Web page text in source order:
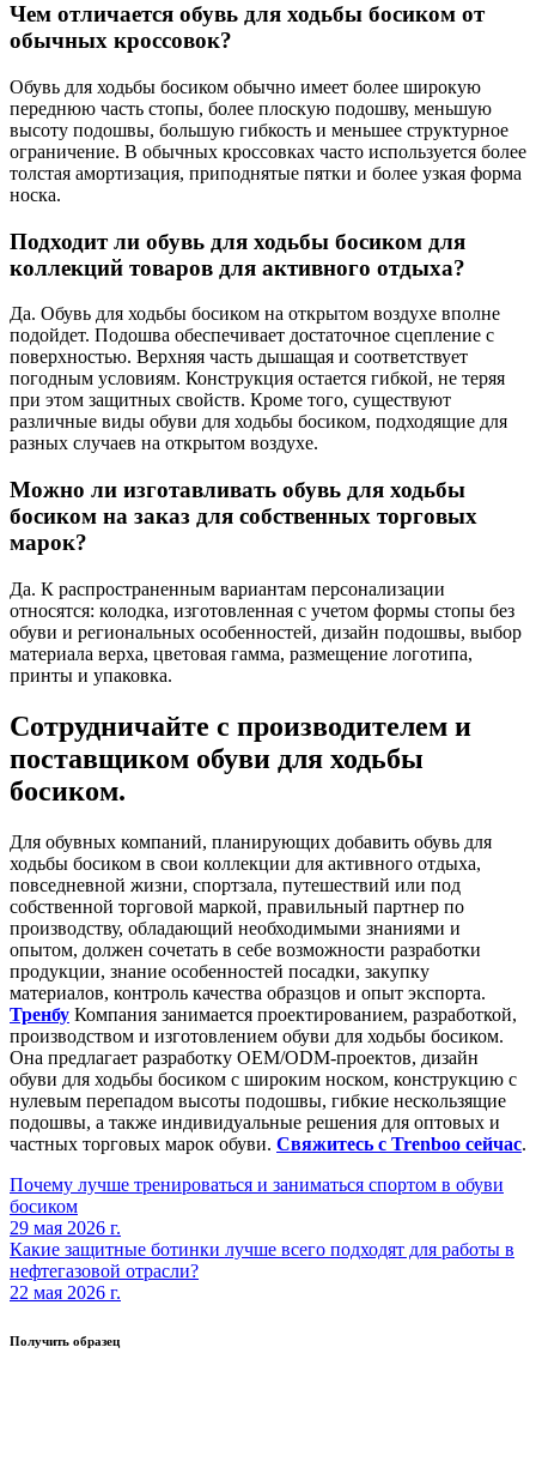
Чем отличается обувь для ходьбы босиком от
обычных кроссовок?
Обувь для ходьбы босиком обычно имеет более широкую
переднюю часть стопы, более плоскую подошву, меньшую
высоту подошвы, большую гибкость и меньшее структурное
ограничение. В обычных кроссовках часто используется более
толстая амортизация, приподнятые пятки и более узкая форма
носка.
Подходит ли обувь для ходьбы босиком для
коллекций товаров для активного отдыха?
Да. Обувь для ходьбы босиком на открытом воздухе вполне
подойдет. Подошва обеспечивает достаточное сцепление с
поверхностью. Верхняя часть дышащая и соответствует
погодным условиям. Конструкция остается гибкой, не теряя
при этом защитных свойств. Кроме того, существуют
различные виды обуви для ходьбы босиком, подходящие для
разных случаев на открытом воздухе.
Можно ли изготавливать обувь для ходьбы
босиком на заказ для собственных торговых
марок?
Да. К распространенным вариантам персонализации
относятся: колодка, изготовленная с учетом формы стопы без
обуви и региональных особенностей, дизайн подошвы, выбор
материала верха, цветовая гамма, размещение логотипа,
принты и упаковка.
Сотрудничайте с производителем и
поставщиком обуви для ходьбы
босиком.
Для обувных компаний, планирующих добавить обувь для
ходьбы босиком в свои коллекции для активного отдыха,
повседневной жизни, спортзала, путешествий или под
собственной торговой маркой, правильный партнер по
производству, обладающий необходимыми знаниями и
опытом, должен сочетать в себе возможности разработки
продукции, знание особенностей посадки, закупку
материалов, контроль качества образцов и опыт экспорта.
Тренбу Компания занимается проектированием, разработкой,
производством и изготовлением обуви для ходьбы босиком.
Она предлагает разработку OEM/ODM-проектов, дизайн
обуви для ходьбы босиком с широким носком, конструкцию с
нулевым перепадом высоты подошвы, гибкие нескользящие
подошвы, а также индивидуальные решения для оптовых и
частных торговых марок обуви. Свяжитесь с Trenboo сейчас.
Почему лучше тренироваться и заниматься спортом в обуви
босиком
29 мая 2026 г.
Какие защитные ботинки лучше всего подходят для работы в
нефтегазовой отрасли?
22 мая 2026 г.
Получить образец